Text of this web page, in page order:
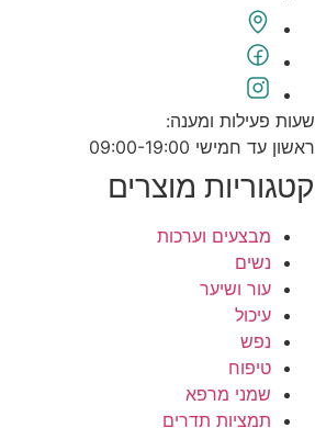
שעות פעילות ומענה:
ראשון עד חמישי 09:00-19:00
קטגוריות מוצרים
מבצעים וערכות
נשים
עור ושיער
עיכול
נפש
טיפוח
שמני מרפא
תמציות תדרים